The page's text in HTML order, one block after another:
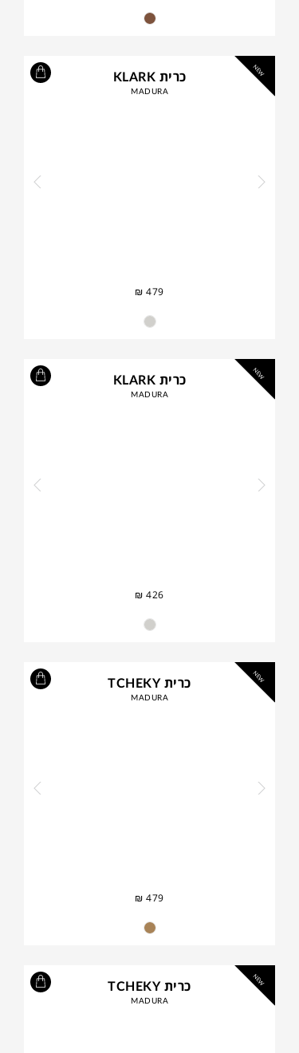
NEW כרית KLARK
MADURA
₪ 479
NEW כרית KLARK
MADURA
₪ 426
NEW כרית TCHEKY
MADURA
₪ 479
NEW כרית TCHEKY
MADURA